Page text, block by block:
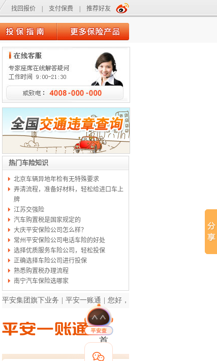
找回报价 支付保费 推荐好友
热门车险知识
北京车辆异地年检有无特殊要求
弄清流程，准备好材料，轻松给进口车上
牌
江苏交强险
汽车购置税是国家规定的
大庆平安保险公司怎么样？
常州平安保险公司电话车险的好处
选择优质服务车险公司，轻松投保
正确选择车险公司进行投保
熟悉购置税办理流程
南宁汽车保险选哪家